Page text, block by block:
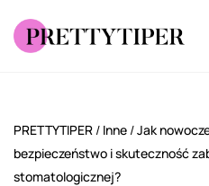
PRETTYTIPER / Inne /Jak
bezpieczeństwo i skuteczność
stomatologicznej?